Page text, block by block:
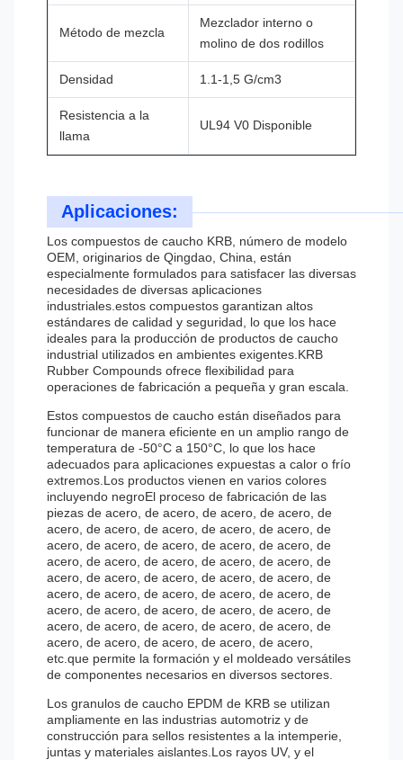
Método de mezcla
Mezclador interno o
molino de dos rodillos
Densidad 1.1-1,5 G/cm3
Resistencia a la
llama
UL94 V0 Disponible
Aplicaciones:
Los compuestos de caucho KRB, número de modelo
OEM, originarios de Qingdao, China, están
especialmente formulados para satisfacer las diversas
necesidades de diversas aplicaciones
industriales.estos compuestos garantizan altos
estándares de calidad y seguridad, lo que los hace
ideales para la producción de productos de caucho
industrial utilizados en ambientes exigentes.KRB
Rubber Compounds ofrece flexibilidad para
operaciones de fabricación a pequeña y gran escala.
Estos compuestos de caucho están diseñados para
funcionar de manera eficiente en un amplio rango de
temperatura de -50°C a 150°C, lo que los hace
adecuados para aplicaciones expuestas a calor o frío
extremos.Los productos vienen en varios colores
incluyendo negroEl proceso de fabricación de las
piezas de acero, de acero, de acero, de acero, de
acero, de acero, de acero, de acero, de acero, de
acero, de acero, de acero, de acero, de acero, de
acero, de acero, de acero, de acero, de acero, de
acero, de acero, de acero, de acero, de acero, de
acero, de acero, de acero, de acero, de acero, de
acero, de acero, de acero, de acero, de acero, de
acero, de acero, de acero, de acero, de acero, de
acero, de acero, de acero, de acero, de acero,
etc.que permite la formación y el moldeado versátiles
de componentes necesarios en diversos sectores.
Los granulos de caucho EPDM de KRB se utilizan
ampliamente en las industrias automotriz y de
construcción para sellos resistentes a la intemperie,
juntas y materiales aislantes.Los rayos UV, y el